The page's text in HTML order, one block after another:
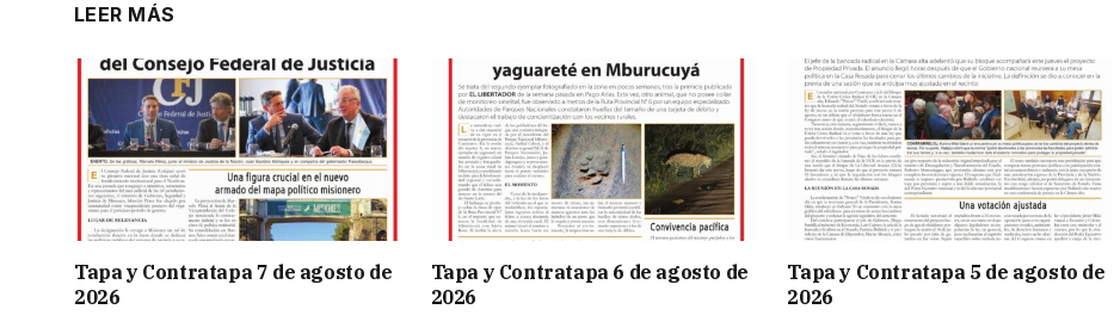
LEER MÁS
Tapa y Contratapa 7 de agosto de
2026
Tapa y Contratapa 6 de agosto de
2026
Tapa y Contratapa 5 de agosto de
2026